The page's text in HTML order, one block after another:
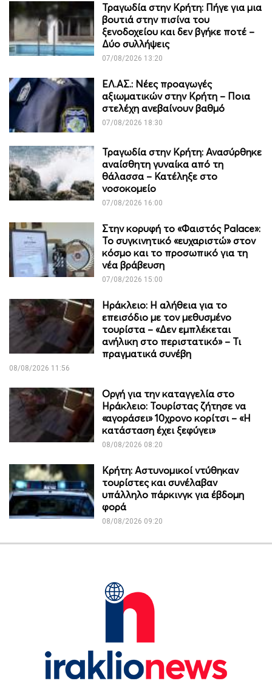
Τραγωδία στην Κρήτη: Πήγε για μια
βουτιά στην πισίνα του
ξενοδοχείου και δεν βγήκε ποτέ –
Δύο συλλήψεις
07/08/2026 13:20
ΕΛ.ΑΣ.: Νέες προαγωγές
αξιωματικών στην Κρήτη – Ποια
στελέχη ανεβαίνουν βαθμό
07/08/2026 18:30
Τραγωδία στην Κρήτη: Ανασύρθηκε
αναίσθητη γυναίκα από τη
θάλασσα – Κατέληξε στο
νοσοκομείο
07/08/2026 16:00
Στην κορυφή το «Φαιστός Palace»:
Το συγκινητικό «ευχαριστώ» στον
κόσμο και το προσωπικό για τη
νέα βράβευση
07/08/2026 15:00
Ηράκλειο: Η αλήθεια για το
επεισόδιο με τον μεθυσμένο
τουρίστα – «Δεν εμπλέκεται
ανήλικη στο περιστατικό» – Τι
πραγματικά συνέβη
08/08/2026 11:56
Οργή για την καταγγελία στο
Ηράκλειο: Τουρίστας ζήτησε να
«αγοράσει» 10χρονο κορίτσι – «Η
κατάσταση έχει ξεφύγει»
08/08/2026 08:20
Κρήτη: Αστυνομικοί ντύθηκαν
τουρίστες και συνέλαβαν
υπάλληλο πάρκινγκ για έβδομη
φορά
08/08/2026 09:20